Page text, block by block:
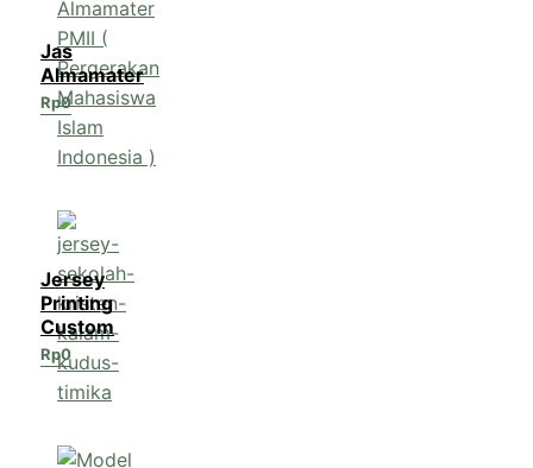
Jas
Almamater
Rp0
Jersey
Printing
Custom
Rp0